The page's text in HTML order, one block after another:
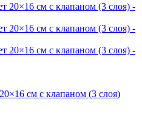
см с клапаном (3 слоя)